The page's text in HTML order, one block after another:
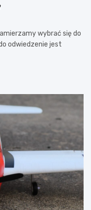
wybrać się do
odwiedzenie jest